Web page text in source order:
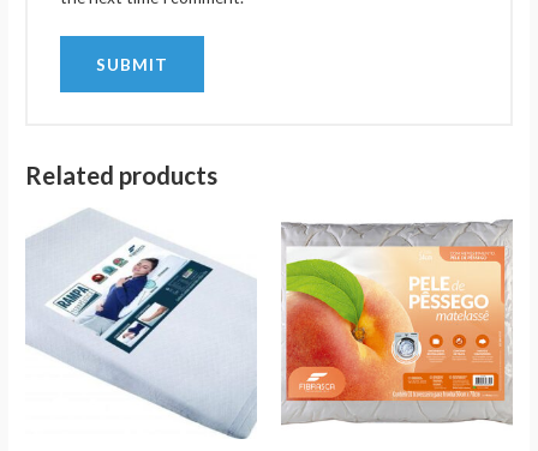
Related products